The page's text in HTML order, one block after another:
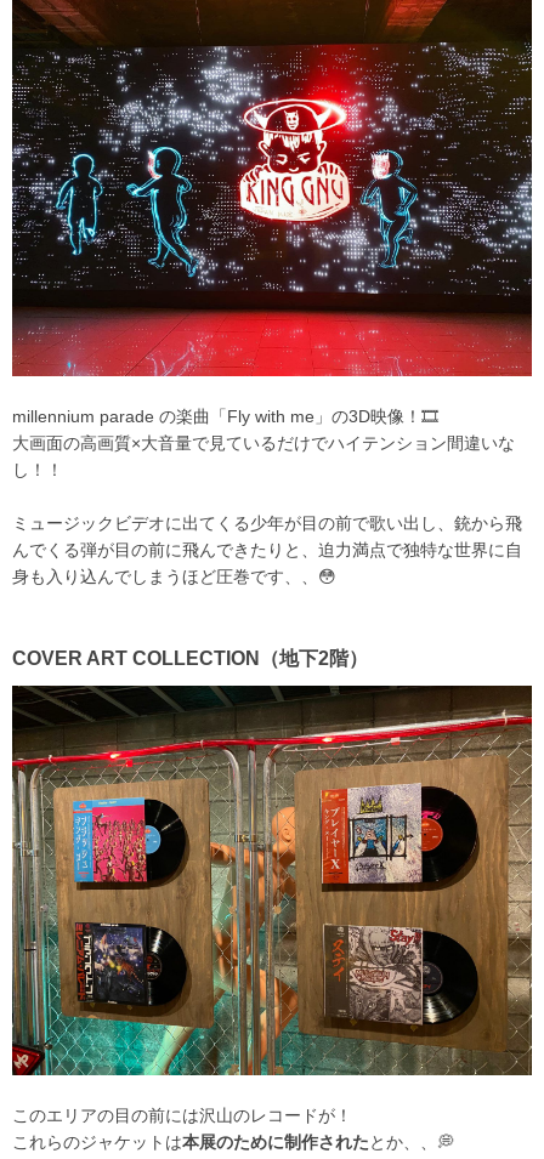
millennium parade の楽曲「Fly with me」の3D映像！🎞
大画面の高画質×大音量で見ているだけでハイテンション間違いな
し！！
ミュージックビデオに出てくる少年が目の前で歌い出し、銃から飛
んでくる弾が目の前に飛んできたりと、迫力満点で独特な世界に自
身も入り込んでしまうほど圧巻です、、😳
COVER ART COLLECTION （地下2階）
このエリアの目の前には沢山のレコードが！
これらのジャケットは本展のために制作されたとか
💭